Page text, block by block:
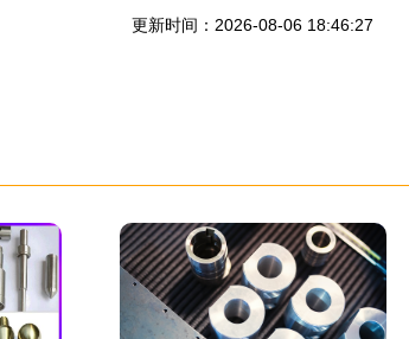
更新时间：2026-08-06 18:46:27